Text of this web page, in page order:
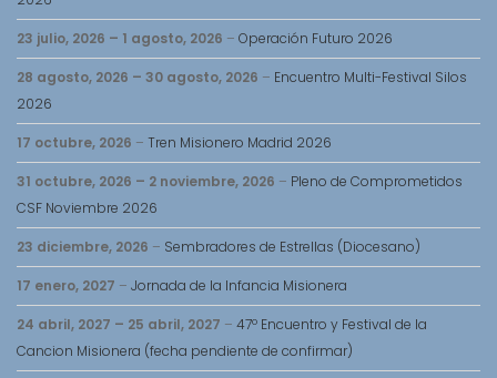
23 julio, 2026 – 1 agosto, 2026 – Operación Futuro 2026
28 agosto, 2026 – 30 agosto, 2026 – Encuentro Multi-Festival Silos
2026
17 octubre, 2026 – Tren Misionero Madrid 2026
31 octubre, 2026 – 2 noviembre, 2026 – Pleno de Comprometidos
CSF Noviembre 2026
23 diciembre, 2026 – Sembradores de Estrellas (Diocesano)
17 enero, 2027 – Jornada de la Infancia Misionera
24 abril, 2027 – 25 abril, 2027 – 47º Encuentro y Festival de la
Cancion Misionera (fecha pendiente de confirmar)